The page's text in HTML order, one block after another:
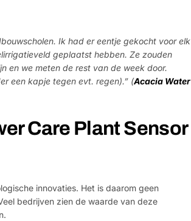
Ik had er eentje gekocht voor elk
geplaatst hebben. Ze zouden
en we meten de rest van de week door.
een kapje tegen evt. regen).” (Acacia Water
Care Plant Sensor
innovaties. Het is daarom geen
bedrijven zien de waarde van deze